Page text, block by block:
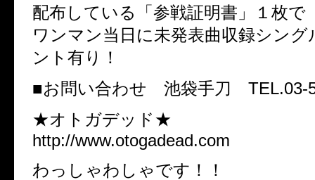
配布している「参戦証明書」１枚で
ワンマン当日に未発表曲収録シング
ント有り！
■お問い合わせ 池袋手刀 TEL.03-
★オトガデッド★
http://www.otogadead.com
わっしゃわしゃです！！